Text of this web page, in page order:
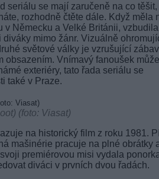
seriálu se mají zaručeně na co těšit,
rozhodně čtěte dále. Když měla
v Německu a Velké Británii, vzbudila
mimo žánr. Vizuálně
světové války je vzrušující
obsazením. Vnímavý fanoušek
exteriéry, tato řada seriálu se
také v Praze.
(foto: Viasat)
na historický film z roku 1981.
mašinérie pracuje na plné obrátky
premiérovou misi vydala
diváci v prvních dvou řadách.